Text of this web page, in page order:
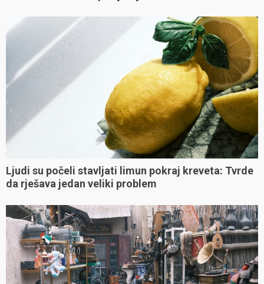
Ljudi su počeli stavljati limun pokraj kreveta: Tvrde
da rješava jedan veliki problem